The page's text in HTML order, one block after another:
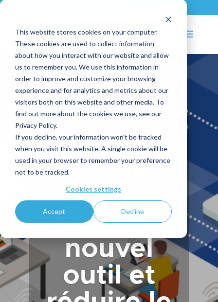
This website stores cookies on your computer.
These cookies are used to collect information
about how you interact with our website and allow
us to remember you. We use this information in
order to improve and customize your browsing
experience and for analytics and metrics about our
visitors both on this website and other media. To
find out more about the cookies we use, see our
Privacy Policy.
If you decline, your information won’t be tracked
when you visit this website. A single cookie will be
used in your browser to remember your preference
not to be tracked.
Cookies settings
Accept Decline
Accompa
gner les
agents
dans leur
nouvel
outil et